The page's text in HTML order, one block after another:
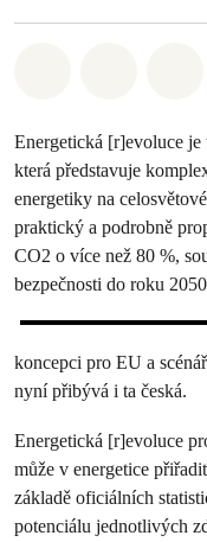
Energetická [r]evoluce je
která představuje
energetiky na
praktický a podrobně
CO2 o více než 80 %,
bezpečnosti do roku
koncepci pro EU a
nyní přibývá i ta česká.
Energetická [r]evoluce
může v energetice
základě oficiálních
potenciálu jednotlivých